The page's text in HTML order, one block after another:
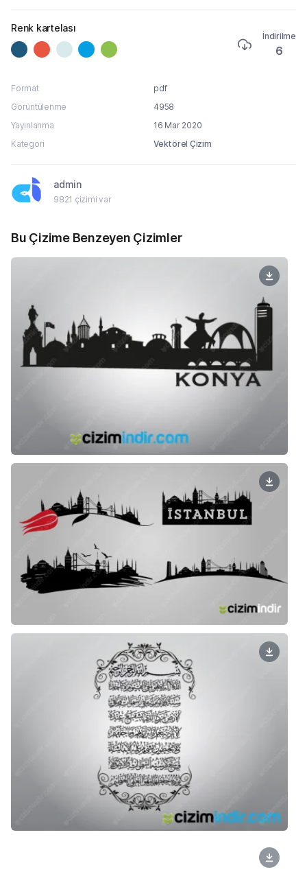
Renk kartelası
İndirilme
6
Format
pdf
Görüntülenme
4958
Yayınlanma
16 Mar 2020
Kategori
Vektörel Çizim
admin
9821 çizimi var
Bu Çizime Benzeyen Çizimler